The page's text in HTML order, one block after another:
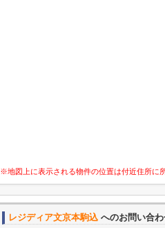
※地図上に表示される物件の位置は付近住所に
レジディア文京本駒込 へのお問い合